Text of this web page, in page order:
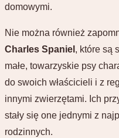
domowymi.
Nie można również
Charles Spaniel , które są
małe, towarzyskie psy
do swoich właścicieli i z
innymi zwierzętami. Ich
stały się one jednymi z
rodzinnych.